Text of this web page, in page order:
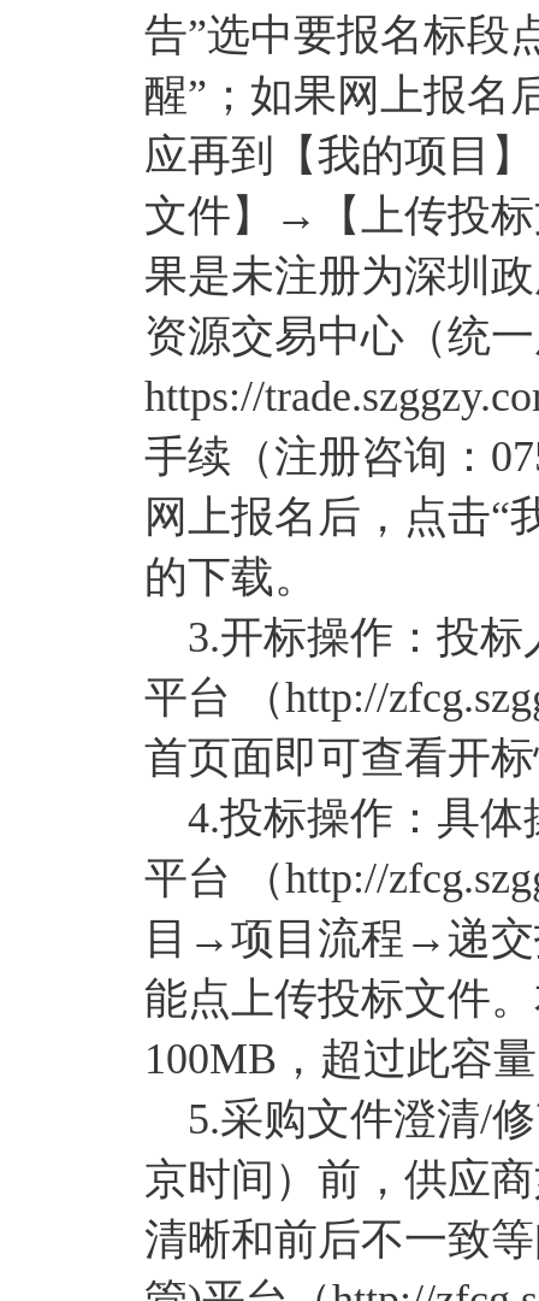
告”选中要报名标段
醒”；如果网上报名
应再到【我的项目
文件】→【上传投标
果是未注册为深圳
资源交易中心（统
https://
手续（注册咨询：
网上报名后，点击
的下载。
3.开标操作：投标
平台 （http://
首页面即可查看开
4.投标操作：具体
平台 （http://
目→项目流程→递交
能点上传投标文件
100MB，超过此容
5.采购文件澄清/修
京时间）前，供应
清晰和前后不一致